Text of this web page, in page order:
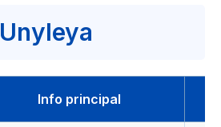
Unyleya
Info principal